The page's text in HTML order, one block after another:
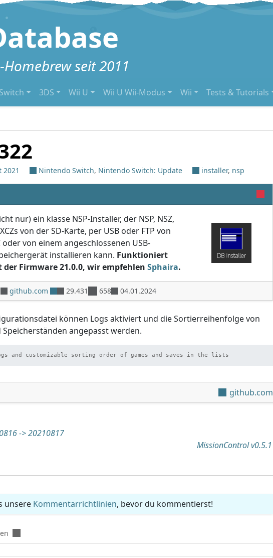
seit 2011
Switch 3DS Wii U Wii U Wii-Modus Wii Tests & Tutorials
2021 Nintendo Switch, Nintendo Switch: Update installer, nsp
nur) ein klasse NSP-Installer, der NSP, NSZ,
von der SD-Karte, per USB oder FTP von
oder von einem angeschlossenen USB-
installieren kann. Funktioniert
Firmware 21.0.0, wir empfehlen Sphaira.
github.com 29.431 658 04.01.2024
können Logs aktiviert und die Sortierreihenfolge von
Speicherständen angepasst werden.
and customizable sorting order of games and saves in the lists
github.com
-> 20210817
MissionControl v0.5.1
unsere Kommentarrichtlinien, bevor du kommentierst!